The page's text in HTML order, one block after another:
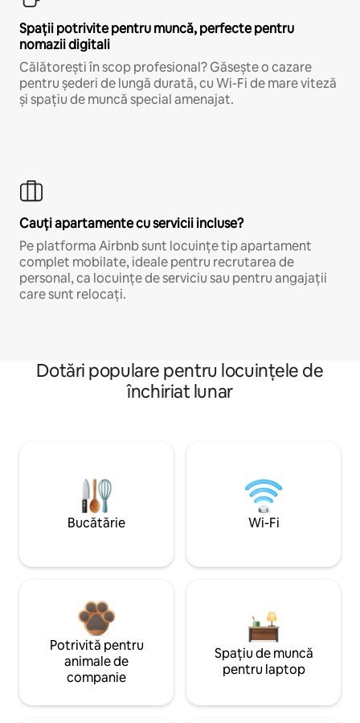
Spații potrivite pentru muncă, perfecte pentru
nomazii digitali
Călătorești în scop profesional? Găsește o cazare
pentru șederi de lungă durată, cu Wi-Fi de mare viteză
și spațiu de muncă special amenajat.
Cauți apartamente cu servicii incluse?
Pe platforma Airbnb sunt locuințe tip apartament
complet mobilate, ideale pentru recrutarea de
personal, ca locuințe de serviciu sau pentru angajații
care sunt relocați.
Dotări populare pentru locuințele de
închiriat lunar
Bucătărie Wi-Fi
Potrivită pentru
animale de
companie
Spațiu de muncă
pentru laptop